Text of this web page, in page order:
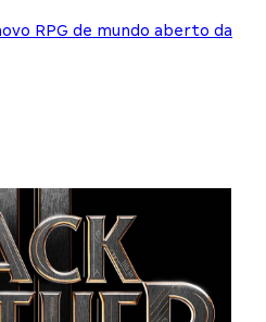
RPG de mundo aberto da